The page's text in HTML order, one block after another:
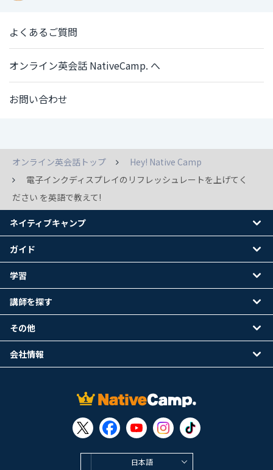
よくあるご質問
オンライン英会話 NativeCamp. へ
お問い合わせ
オンライン英会話トップ
Hey! Native Camp
電子インクディスプレイのリフレッシュレートを上げてく
ださい を英語で教えて!
日本語
ネイティブキャンプ
ガイド
学習
講師を探す
その他
会社情報